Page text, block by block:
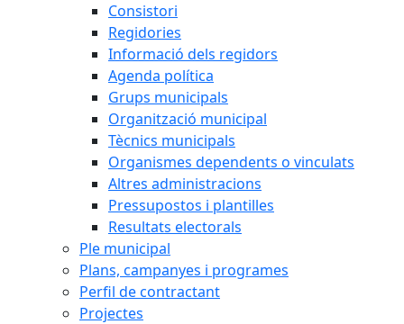
Consistori
Regidories
Informació dels regidors
Agenda política
Grups municipals
Organització municipal
Tècnics municipals
Organismes dependents o vinculats
Altres administracions
Pressupostos i plantilles
Resultats electorals
Ple municipal
Plans, campanyes i programes
Perfil de contractant
Projectes